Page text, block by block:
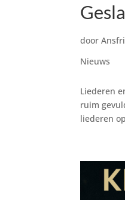
door
Nieuws
Liederen
ruim
liederen